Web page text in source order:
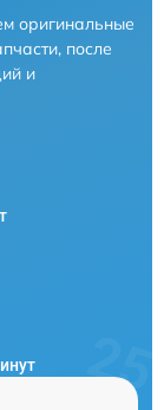
оригинальные
после
и